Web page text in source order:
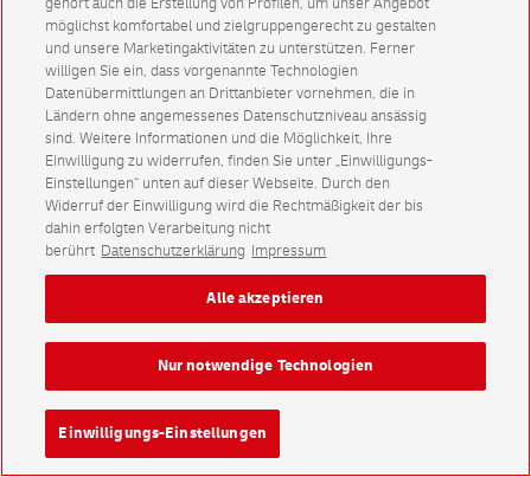
möglichst komfortabel und zielgruppengerecht zu gestalten
und unsere Marketingaktivitäten zu unterstützen. Ferner
willigen Sie ein, dass vorgenannte Technologien
Datenübermittlungen an Drittanbieter vornehmen, die in
Ländern ohne angemessenes Datenschutzniveau ansässig
sind. Weitere Informationen und die Möglichkeit, Ihre
Einwilligung zu widerrufen, finden Sie unter „Einwilligungs-
Einstellungen“ unten auf dieser Webseite. Durch den
Widerruf der Einwilligung wird die Rechtmäßigkeit der bis
dahin erfolgten Verarbeitung nicht
berührt Datenschutzerklärung Impressum
Einwilligungs-Einstellungen
Nur notwendige Technologien
Alle akzeptieren